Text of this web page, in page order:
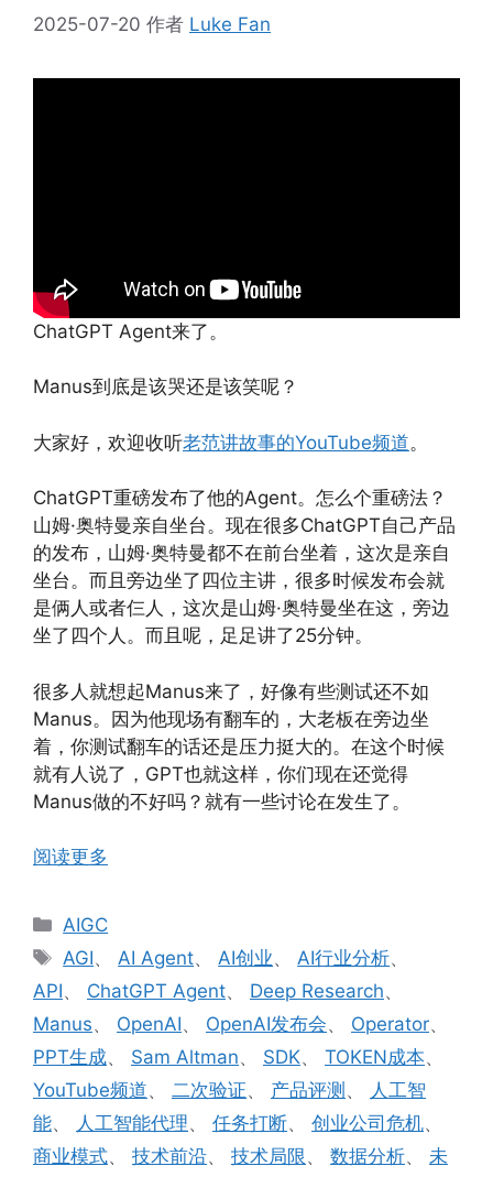
2025-07-20 作者 Luke Fan
ChatGPT Agent来了。
Manus到底是该哭还是该笑呢？
大家好，欢迎收听老范讲故事的YouTube频道。
ChatGPT重磅发布了他的Agent。怎么个重磅法？
山姆·奥特曼亲自坐台。现在很多ChatGPT自己产品
的发布，山姆·奥特曼都不在前台坐着，这次是亲自
坐台。而且旁边坐了四位主讲，很多时候发布会就
是俩人或者仨人，这次是山姆·奥特曼坐在这，旁边
坐了四个人。而且呢，足足讲了25分钟。
很多人就想起Manus来了，好像有些测试还不如
Manus。因为他现场有翻车的，大老板在旁边坐
着，你测试翻车的话还是压力挺大的。在这个时候
就有人说了，GPT也就这样，你们现在还觉得
Manus做的不好吗？就有一些讨论在发生了。
阅读更多
分
类
AIGC
标
AGI、AI Agent、AI创业、AI行业分析、
API、 ChatGPT Agent、 Deep Research、
Manus、 OpenAI、 OpenAI发布会、 Operator、
PPT生成、 Sam Altman、 SDK、 TOKEN成本、
YouTube频道、 二次验证、 产品评测 、
人工智
能、 人工智能代理、 任务打断、 创业公司危机、
商业模式、 技术前沿、 技术局限 、 数据分析、 未